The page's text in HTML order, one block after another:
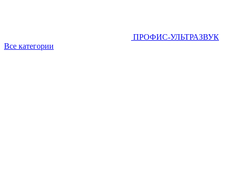
ПРОФИС-УЛЬТРАЗВУК
Все категории